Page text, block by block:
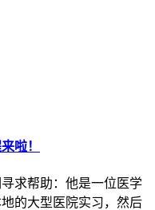
啦！
求帮助：他是一位医学
的大型医院实习，然后